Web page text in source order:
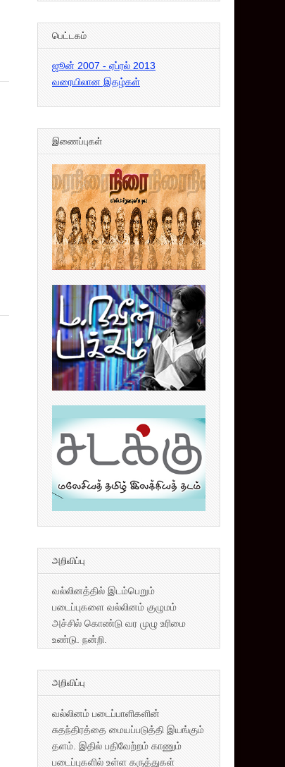
பெட்டகம்
ஜூன் 2007 - ஏப்ரல் 2013
வரையிலான இதழ்கள்
இணைப்புகள்
அறிவிப்பு
வல்லினத்தில் இடம்பெறும்
படைப்புகளை வல்லினம் குழுமம்
அச்சில் கொண்டு வர முழு உரிமை
உண்டு. நன்றி.
அறிவிப்பு
வல்லினம் படைப்பாளிகளின்
சுதந்திரத்தை மையப்படுத்தி இயங்கும்
தளம். இதில் பதிவேற்றம் காணும்
படைப்புகளில் உள்ள கருத்துகள்